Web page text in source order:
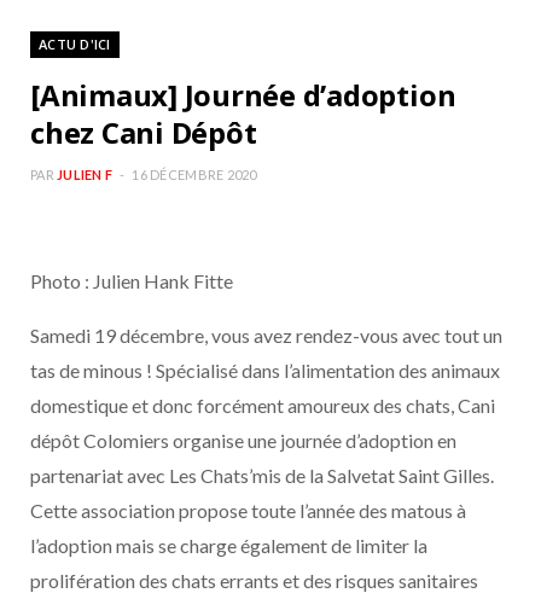
ACTU D'ICI
[Animaux] Journée d’adoption
chez Cani Dépôt
PAR JULIEN F 16 DÉCEMBRE 2020
Photo : Julien Hank Fitte
Samedi 19 décembre, vous avez rendez-vous avec tout un
tas de minous ! Spécialisé dans l’alimentation des animaux
domestique et donc forcément amoureux des chats, Cani
dépôt Colomiers organise une journée d’adoption en
partenariat avec Les Chats’mis de la Salvetat Saint Gilles.
Cette association propose toute l’année des matous à
l’adoption mais se charge également de limiter la
prolifération des chats errants et des risques sanitaires